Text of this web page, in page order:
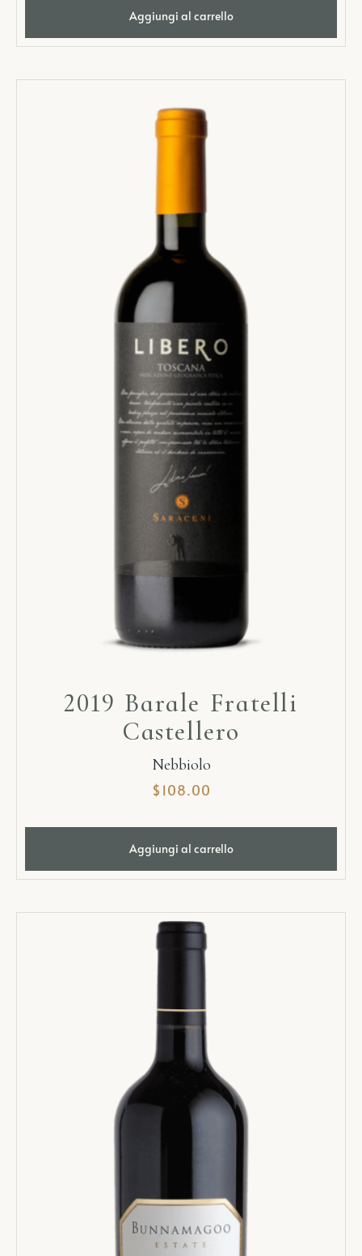
Aggiungi al carrello
2019 Barale Fratelli
Castellero
Nebbiolo
$ 108.00
Aggiungi al carrello